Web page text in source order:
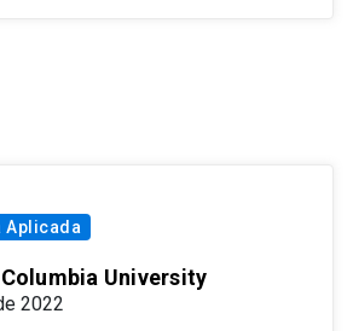
Aplicada
University
2022